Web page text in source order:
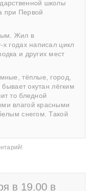
школы
при Первой
Жил в
годах написал цикл
и других мест
тёплые, город,
окутан лёгким
то бледной
влагой красными
снегом. Такой
в 19.00 в